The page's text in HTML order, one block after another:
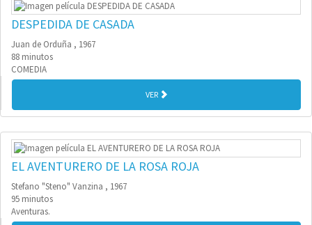
DESPEDIDA DE CASADA
Juan de Orduña , 1967
88 minutos
COMEDIA
VER
EL AVENTURERO DE LA ROSA ROJA
Stefano "Steno" Vanzina , 1967
95 minutos
Aventuras.